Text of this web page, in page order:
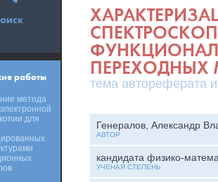
ПЕРЕХОДНЫХ
тема автореферата
Генералов, Александр
АВТОР
кандидата физико-
УЧЕНАЯ СТЕПЕНЬ
работы
метода
для